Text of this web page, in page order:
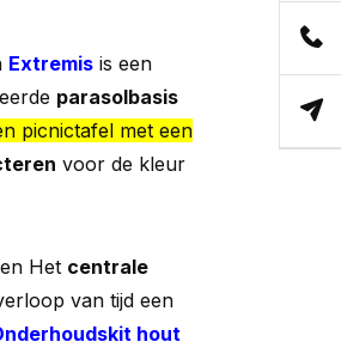
Extremis is een
parasolbasis
picnictafel met een
voor de kleur
en Het centrale
van tijd een
hout